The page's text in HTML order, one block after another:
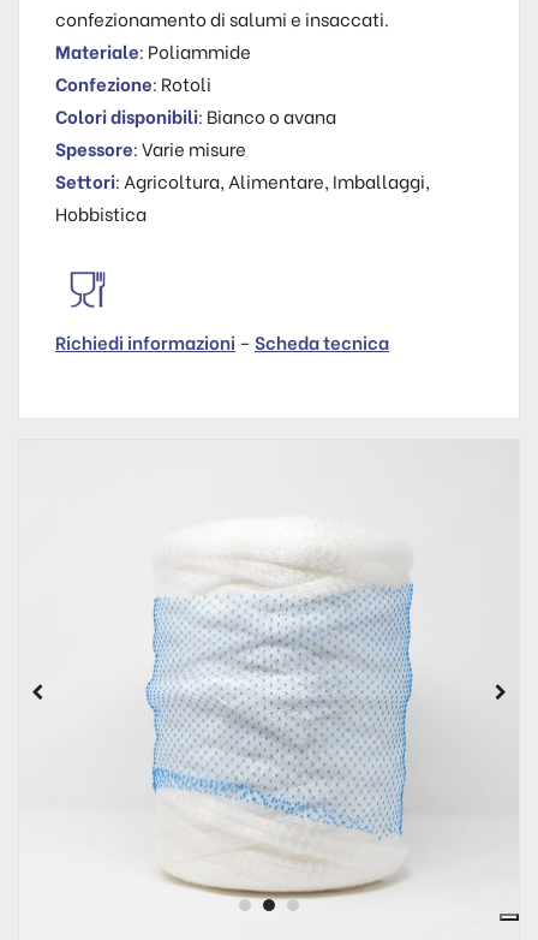
confezionamento di salumi e insaccati.
Materiale: Poliammide
Confezione: Rotoli
Colori disponibili: Bianco o avana
Spessore: Varie misure
Settori: Agricoltura, Alimentare, Imballaggi,
Hobbistica
Richiedi informazioni – Scheda tecnica